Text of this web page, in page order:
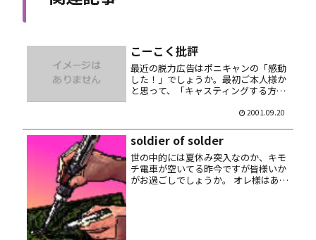
こーこく批評
最近の脱力広告はポニキャンの「感動
した！」でしょうか。最初ご本人様か
と思って、「キャスティングする方・
してしまいました。 あとナカヤマのテ
ーマソング中の「♪ナカヤマでぃ～
す...
2001.09.20
soldier of solder
世の中的には夏休み突入なのか、キモ
チ電車が空いてる昨今ですが皆様いか
がお過ごしでしょうか。 オレ様はあた